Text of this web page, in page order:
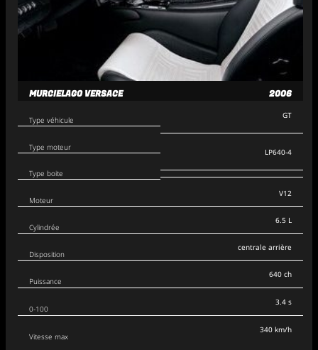
MURCIELAGO VERSACE 2006
Type véhicule
Type moteur
Type boite
GT
LP640-4
Moteur
Cylindrée
Disposition
V12
6.5 L
centrale arrière
Puissance
0-100
Vitesse max
640 ch
3.4 s
340 km/h